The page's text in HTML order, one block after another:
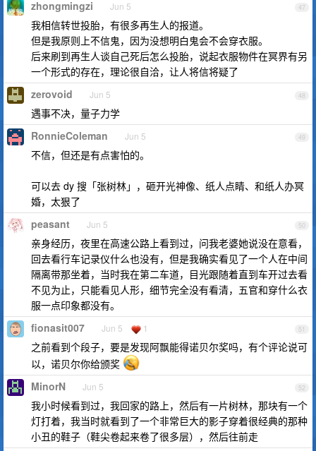
47
zhongmingzi Jun 5
我相信转世投胎，有很多再生人的报道。
但是我原则上不信鬼，因为没想明白鬼会不会穿衣服。
后来刷到再生人谈自己死后怎么投胎，说起衣服物件在冥界有另
一个形式的存在，理论很自洽，让人将信将疑了
48
zerovoid Jun 5
遇事不决，量子力学
49
RonnieColeman Jun 5
不信，但还是有点害怕的。
可以去 dy 搜「张树林」，砸开光神像、纸人点睛、和纸人办冥
婚，太狠了
50
peasant Jun 5
亲身经历，夜里在高速公路上看到过，问我老婆她说没在意看，
回去看行车记录仪什么也没有，但是我确实看见了一个人在中间
隔离带那坐着，当时我在第二车道，目光跟随着直到车开过去看
不见为止，只能看见人形，细节完全没有看清，五官和穿什么衣
服一点印象都没有。
51
fionasit007 Jun 5 1
之前看到个段子，要是发现阿飘能得诺贝尔奖吗，有个评论说可
以，诺贝尔你给颁奖
52
MinorN Jun 5
我小时候看到过，我回家的路上，然后有一片树林，那块有一个
灯打着，我当时就看到了一个非常巨大的影子穿着很经典的那种
小丑的鞋子（鞋尖卷起来卷了很多层），然后往前走